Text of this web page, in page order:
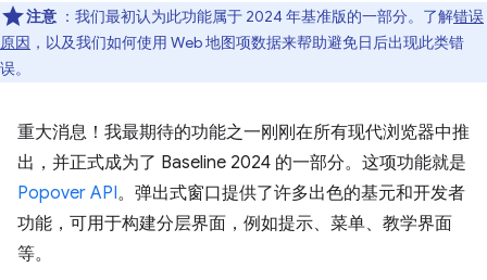
注意 ：我们最初认为此功能属于 2024 年基准版的一部分。了解错误
原因 ，以及我们如何使用 Web 地图项数据来帮助避免日后出现此类错
误。
重大消息！我最期待的功能之一刚刚在所有现代浏览器中推
出，并正式成为了 Baseline 2024 的一部分。这项功能就是
Popover API。弹出式窗口提供了许多出色的基元和开发者
功能，可用于构建分层界面，例如提示、菜单、教学界面
等。